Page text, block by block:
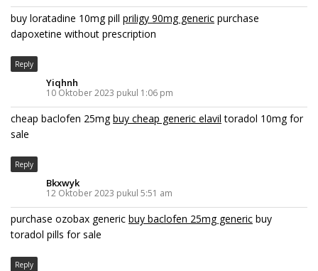
buy loratadine 10mg pill priligy 90mg generic purchase
dapoxetine without prescription
Reply
Yiqhnh
10 Oktober 2023 pukul 1:06 pm
cheap baclofen 25mgbuy cheap generic elavil toradol 10mg for
sale
Reply
Bkxwyk
12 Oktober 2023 pukul 5:51 am
purchase ozobax generic buy baclofen 25mg generic buy
toradol pills for sale
Reply